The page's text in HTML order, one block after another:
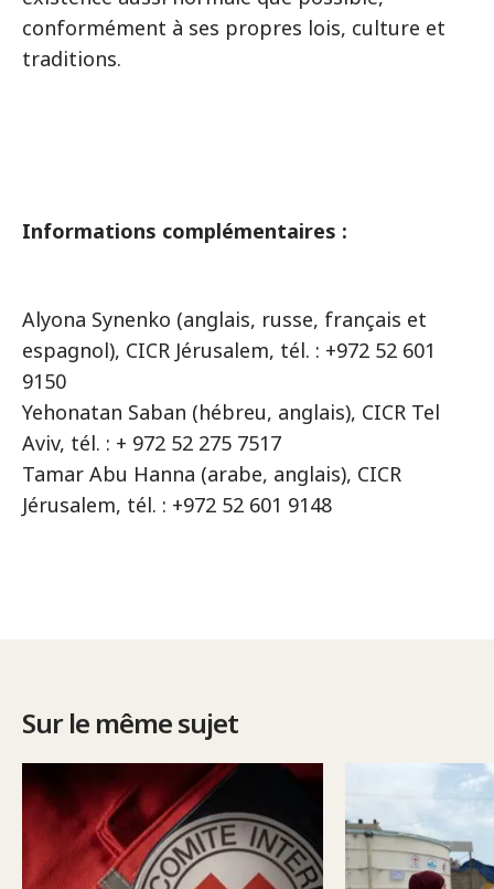
conformément à ses propres lois, culture et
traditions.
Informations complémentaires :
Alyona Synenko (anglais, russe, français et
espagnol), CICR Jérusalem, tél. : +972 52 601
9150
Yehonatan Saban (hébreu, anglais), CICR Tel
Aviv, tél. : + 972 52 275 7517
Tamar Abu Hanna (arabe, anglais), CICR
Jérusalem, tél. : +972 52 601 9148
Sur le même sujet